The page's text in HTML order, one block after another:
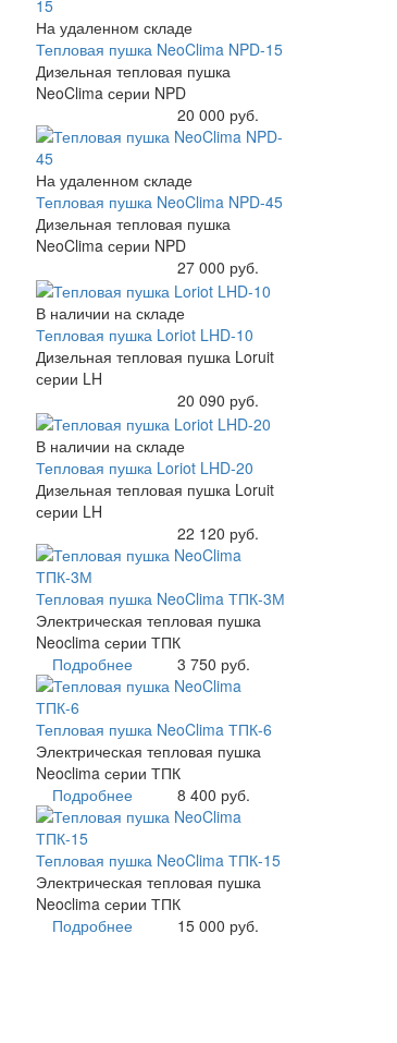
На удаленном складе
Тепловая пушка NeoClima NPD-15
Дизельная тепловая пушка
NeoClima серии NPD
20 000 руб.
На удаленном складе
Тепловая пушка NeoClima NPD-45
Дизельная тепловая пушка
NeoClima серии NPD
27 000 руб.
В наличии на складе
Тепловая пушка Loriot LHD-10
Дизельная тепловая пушка Loruit
серии LH
20 090 руб.
В наличии на складе
Тепловая пушка Loriot LHD-20
Дизельная тепловая пушка Loruit
серии LH
22 120 руб.
Тепловая пушка NeoClima ТПК-3М
Электрическая тепловая пушка
Neoclima серии ТПК
Подробнее
3 750 руб.
Тепловая пушка NeoClima ТПК-6
Электрическая тепловая пушка
Neoclima серии ТПК
Подробнее
8 400 руб.
Тепловая пушка NeoClima ТПК-15
Электрическая тепловая пушка
Neoclima серии ТПК
Подробнее
15 000 руб.